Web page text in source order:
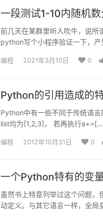
一段测试1-10内随机
前几天在某群里听人吹牛，说所
python写个小程序验证一下，
编程 2021年3月10日 0
Python的引用造成的
Python中有一些不同于传统语
list均为[1,2,3]， 若再执行a+=[…
编程 2012年10月31日 0
一个Python特有的变
虽然书上特意列举过这个问题
动定义。与其它语言一样，全